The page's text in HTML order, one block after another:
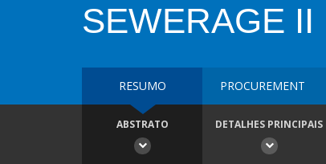
SEWERAGE II
RESUMO PROCUREMENT
ABSTRATO DETALHES PRINCIPAIS